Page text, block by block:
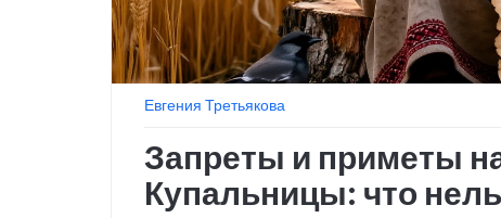
Евгения Третьякова
Запреты и приметы
Купальницы: что